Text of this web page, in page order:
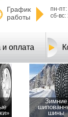
График
работы
пн-пт:
сб-вс:
и оплата
Зимние
шины